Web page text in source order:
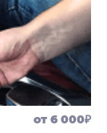
от 6 000₽